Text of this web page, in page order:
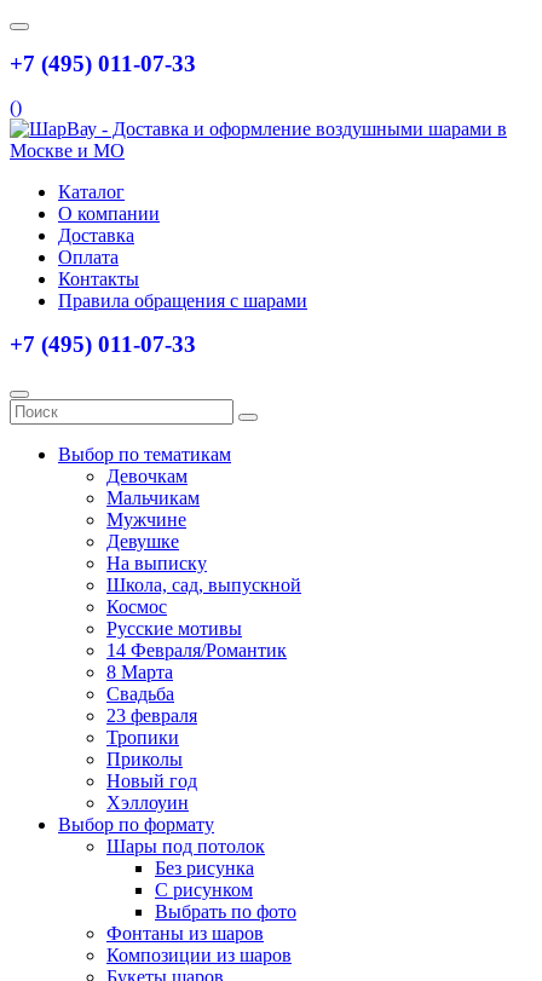
+7 (495) 011-07-33
()
Каталог
О компании
Доставка
Оплата
Контакты
Правила обращения с шарами
+7 (495) 011-07-33
Выбор по тематикам
Девочкам
Мальчикам
Мужчине
Девушке
На выписку
Школа, сад, выпускной
Космос
Русские мотивы
14 Февраля/Романтик
8 Марта
Свадьба
23 февраля
Тропики
Приколы
Новый год
Хэллоуин
Выбор по формату
Шары под потолок
Без рисунка
С рисунком
Выбрать по фото
Фонтаны из шаров
Композиции из шаров
Букеты шаров